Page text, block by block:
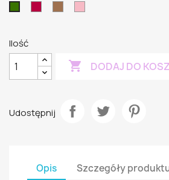
Ilość
 DODAJ DO
Udostępnij
Opis Szczegóły